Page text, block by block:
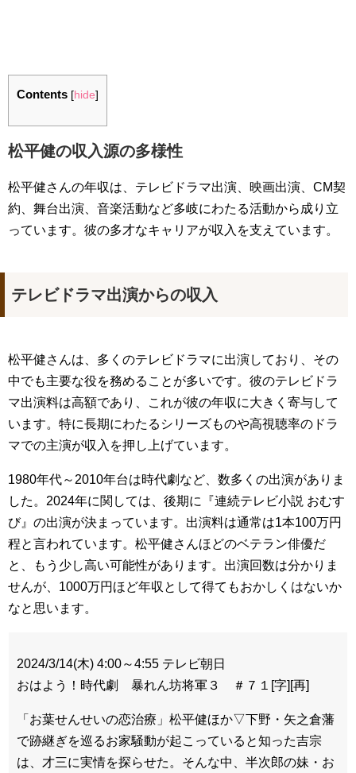
Contents [hide]
松平健の収入源の多様性
松平健さんの年収は、テレビドラマ出演、映画出演、CM契
約、舞台出演、音楽活動など多岐にわたる活動から成り立
っています。彼の多才なキャリアが収入を支えています。
テレビドラマ出演からの収入
松平健さんは、多くのテレビドラマに出演しており、その
中でも主要な役を務めることが多いです。彼のテレビドラ
マ出演料は高額であり、これが彼の年収に大きく寄与して
います。特に長期にわたるシリーズものや高視聴率のドラ
マでの主演が収入を押し上げています。
1980年代～2010年台は時代劇など、数多くの出演がありま
した。2024年に関しては、後期に『連続テレビ小説 おむす
び』の出演が決まっています。出演料は通常は1本100万円
程と言われています。松平健さんほどのベテラン俳優だ
と、もう少し高い可能性があります。出演回数は分かりま
せんが、1000万円ほど年収として得てもおかしくはないか
なと思います。
2024/3/14(木) 4:00～4:55 テレビ朝日
おはよう！時代劇 暴れん坊将軍３ ＃７１[字][再]
「お葉せんせいの恋治療」松平健ほか▽下野・矢之倉藩
で跡継ぎを巡るお家騒動が起こっていると知った吉宗
は、才三に実情を探らせた。そんな中、半次郎の妹・お